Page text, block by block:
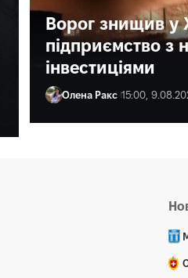
Ворог знищив у
підприємство з
інвестиціями
Олена Ракс 15:00,